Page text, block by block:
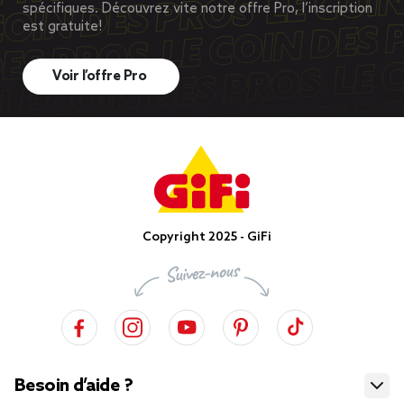
spécifiques. Découvrez vite notre offre Pro, l’inscription
est gratuite!
Voir l’offre Pro
Copyright 2025 - GiFi
Besoin d’aide ?